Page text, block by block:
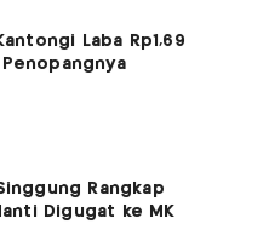
Laba Rp1,69
Rangkap
Digugat ke MK